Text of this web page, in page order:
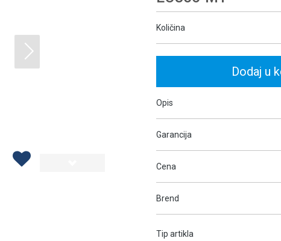
Količina
Dodaj u
Opis
Garancija
Cena
Brend
Tip artikla